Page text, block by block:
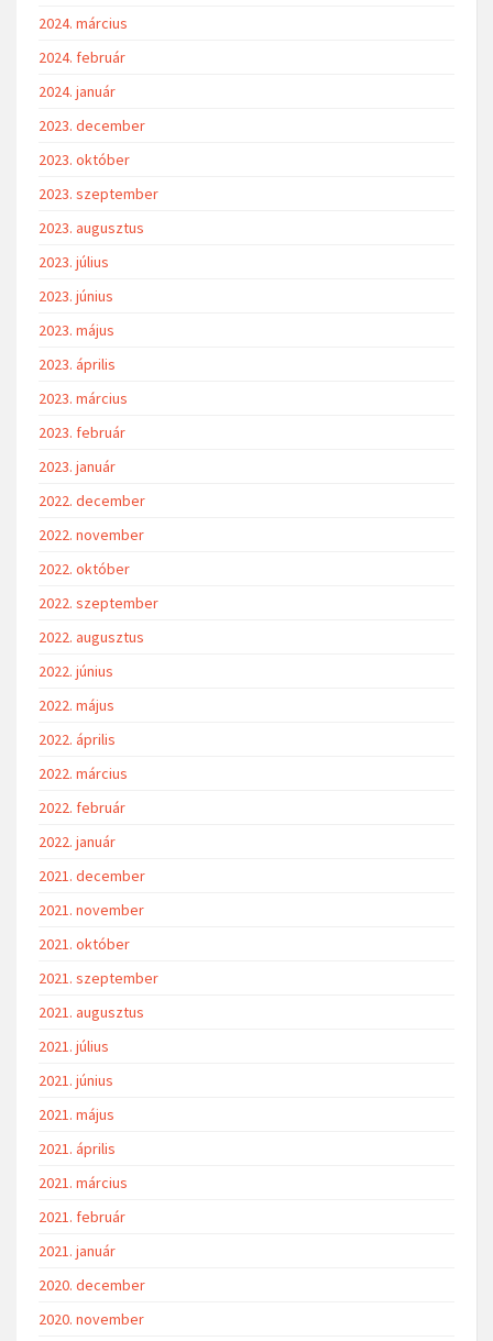
2024. március
2024. február
2024. január
2023. december
2023. október
2023. szeptember
2023. augusztus
2023. július
2023. június
2023. május
2023. április
2023. március
2023. február
2023. január
2022. december
2022. november
2022. október
2022. szeptember
2022. augusztus
2022. június
2022. május
2022. április
2022. március
2022. február
2022. január
2021. december
2021. november
2021. október
2021. szeptember
2021. augusztus
2021. július
2021. június
2021. május
2021. április
2021. március
2021. február
2021. január
2020. december
2020. november